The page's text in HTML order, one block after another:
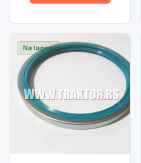
Na lageru